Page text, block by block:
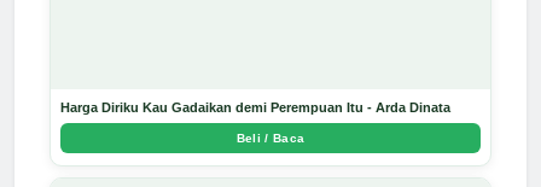
Harga Diriku Kau Gadaikan demi Perempuan Itu - Arda Dinata
Beli / Baca